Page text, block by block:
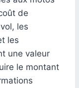
de
les
les
une valeur
le montant